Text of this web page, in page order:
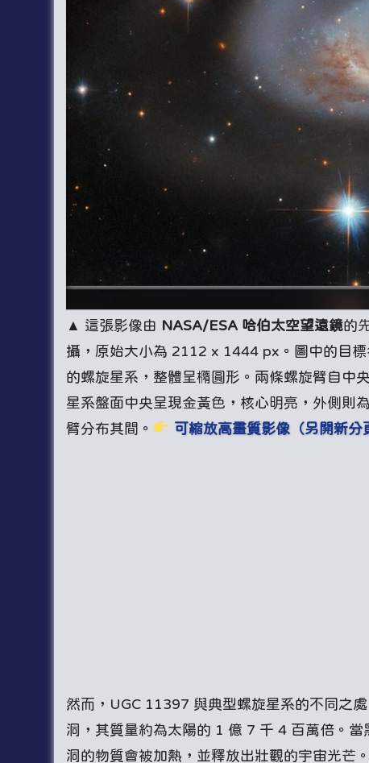
▲ 這張影像由 NASA/ESA 哈伯太空望遠鏡的
攝，原始大小為 2112 x 1444 px。圖中的目標
的螺旋星系，整體呈橢圓形。兩條螺旋臂自中
星系盤面中央呈現金黃色，核心明亮，外側則
臂分布其間。
可縮放高畫質影像（另開新分
然而，UGC 11397 與典型螺旋星系的不同之
洞，其質量約為太陽的 1 億 7 千 4 百萬倍。
洞的物質會被加熱，並釋放出壯觀的宇宙光芒